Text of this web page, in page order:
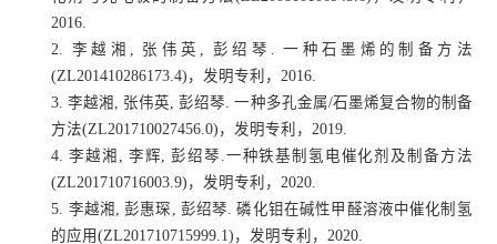
2016.
2. 李越湘, 张伟英, 彭绍琴. 一种石墨烯的制备方法
(ZL201410286173.4)，发明专利，2016.
3. 李越湘, 张伟英, 彭绍琴. 一种多孔金属/石墨烯复合物的制备
方法(ZL201710027456.0)，发明专利，2019.
4. 李越湘, 李辉, 彭绍琴.一种铁基制氢电催化剂及制备方法
(ZL201710716003.9)，发明专利，2020.
5. 李越湘, 彭惠琛, 彭绍琴. 磷化钼在碱性甲醛溶液中催化制氢
的应用(ZL201710715999.1)，发明专利，2020.